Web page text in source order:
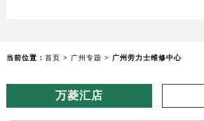
当前位置： 首页 > 广州专题 > 广州劳力士维修中心
万菱汇店